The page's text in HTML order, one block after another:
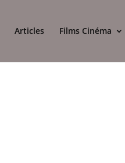
Articles Films Cinéma